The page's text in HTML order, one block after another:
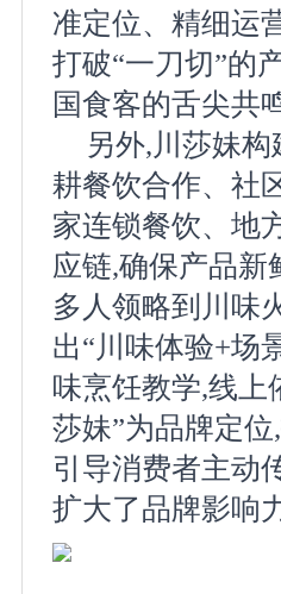
准定位、精细运
打破“一刀切”的
国食客的舌尖共
另外,川莎妹
耕餐饮合作、社
家连锁餐饮、地
应链,确保产品
多人领略到川味
出“川味体验+场
味烹饪教学,线上
莎妹”为品牌定
引导消费者主动
扩大了品牌影响